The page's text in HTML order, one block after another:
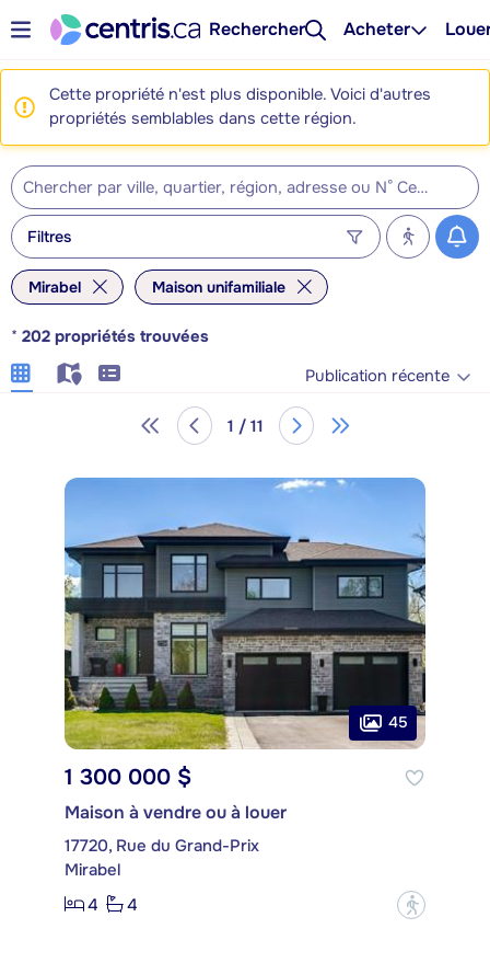
Rechercher Acheter
Cette propriété n'est plus disponible. Voici d'autres
propriétés semblables dans cette région.
Filtres
Mirabel Maison unifamiliale
* 202 propriétés trouvées
Publication récente
1 / 11
45
1 300 000 $
Maison à vendre ou à louer
17720, Rue du Grand-Prix
Mirabel
4
4 ?